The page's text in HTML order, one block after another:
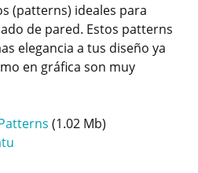
(patterns) ideales para
de pared. Estos patterns
elegancia a tus diseño ya
en gráfica son muy
(1.02 Mb)